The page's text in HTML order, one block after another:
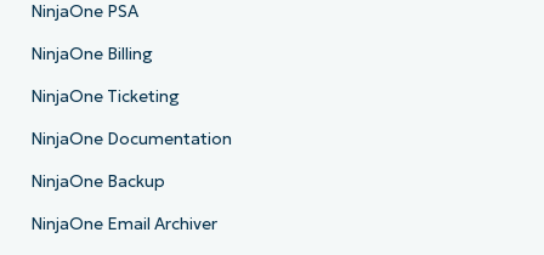
NinjaOne PSA
NinjaOne Billing
NinjaOne Ticketing
NinjaOne Documentation
NinjaOne Backup
NinjaOne Email Archiver